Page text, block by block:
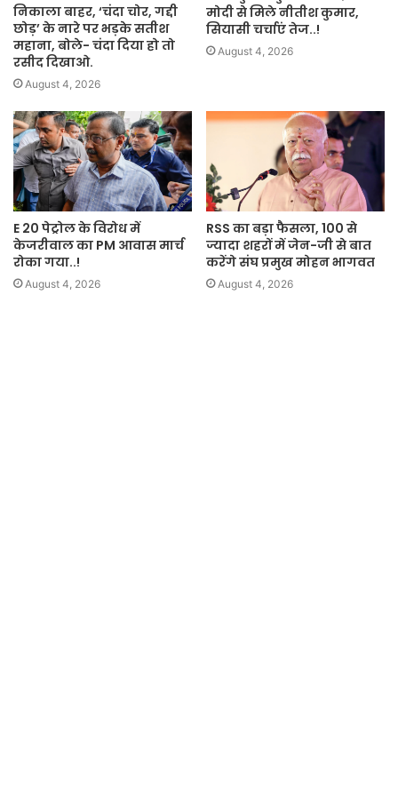
निकाला बाहर, ‘चंदा चोर, गद्दी
छोड़’ के नारे पर भड़के सतीश
महाना, बोले- चंदा दिया हो तो
रसीद दिखाओ.
August 4, 2026
मोदी से मिले नीतीश कुमार,
सियासी चर्चाएं तेज..!
August 4, 2026
E 20 पेट्रोल के विरोध में
केजरीवाल का PM आवास मार्च
रोका गया..!
August 4, 2026
RSS का बड़ा फैसला, 100 से
ज्यादा शहरों में जेन-जी से बात
करेंगे संघ प्रमुख मोहन भागवत
August 4, 2026